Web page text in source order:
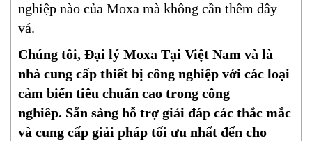
nghiệp nào của Moxa mà không cần thêm dây
vá.
Chúng tôi, Đại lý Moxa Tại Việt Nam và là
nhà cung cấp thiết bị công nghiệp với các loại
cảm biến tiêu chuẩn cao trong công
nghiêp. Sẵn sàng hỗ trợ giải đáp các thắc mắc
và cung cấp giải pháp tối ưu nhất đến cho